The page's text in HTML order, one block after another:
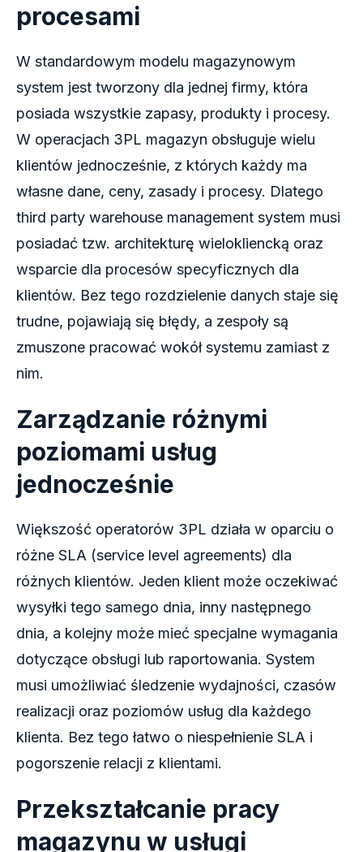
procesami
W standardowym modelu magazynowym
system jest tworzony dla jednej firmy, która
posiada wszystkie zapasy, produkty i procesy.
W operacjach 3PL magazyn obsługuje wielu
klientów jednocześnie, z których każdy ma
własne dane, ceny, zasady i procesy. Dlatego
third party warehouse management system musi
posiadać tzw. architekturę wielokliencką oraz
wsparcie dla procesów specyficznych dla
klientów. Bez tego rozdzielenie danych staje się
trudne, pojawiają się błędy, a zespoły są
zmuszone pracować wokół systemu zamiast z
nim.
Zarządzanie różnymi
poziomami usług
jednocześnie
Większość operatorów 3PL działa w oparciu o
różne SLA (service level agreements) dla
różnych klientów. Jeden klient może oczekiwać
wysyłki tego samego dnia, inny następnego
dnia, a kolejny może mieć specjalne wymagania
dotyczące obsługi lub raportowania. System
musi umożliwiać śledzenie wydajności, czasów
realizacji oraz poziomów usług dla każdego
klienta. Bez tego łatwo o niespełnienie SLA i
pogorszenie relacji z klientami.
Przekształcanie pracy
magazynu w usługi